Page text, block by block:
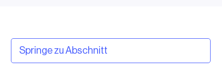
Springe zu Abschnitt